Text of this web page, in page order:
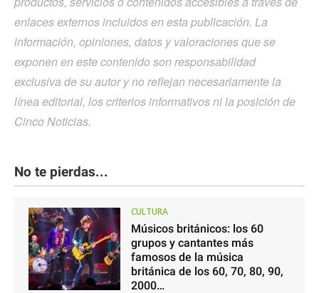
enlaces externos incluidos en esta publicación. La
información, opiniones, datos y valoraciones que se
exponen en este contenido son responsabilidad
exclusiva de su autor y no reflejan necesariamente la
línea editorial, los criterios informativos ni la posición de
Cinco Noticias.
No te pierdas...
CULTURA
Músicos británicos: los 60
grupos y cantantes más
famosos de la música
británica de los 60, 70, 80, 90,
2000…